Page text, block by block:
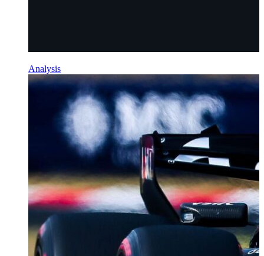
Analysis